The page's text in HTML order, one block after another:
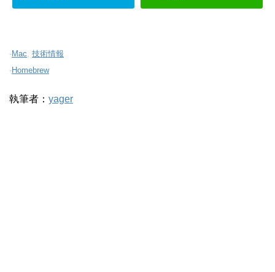
-Mac, 技術情報
-Homebrew
執筆者： yager